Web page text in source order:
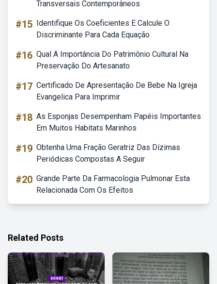
Transversais Contemporâneos
#15 Identifique Os Coeficientes E Calcule O
Discriminante Para Cada Equação
#16 Qual A Importância Do Patrimônio Cultural Na
Preservação Do Artesanato
#17 Certificado De Apresentação De Bebe Na Igreja
Evangelica Para Imprimir
#18 As Esponjas Desempenham Papéis Importantes
Em Muitos Habitats Marinhos
#19 Obtenha Uma Fração Geratriz Das Dízimas
Periódicas Compostas A Seguir
#20 Grande Parte Da Farmacologia Pulmonar Esta
Relacionada Com Os Efeitos
Related Posts